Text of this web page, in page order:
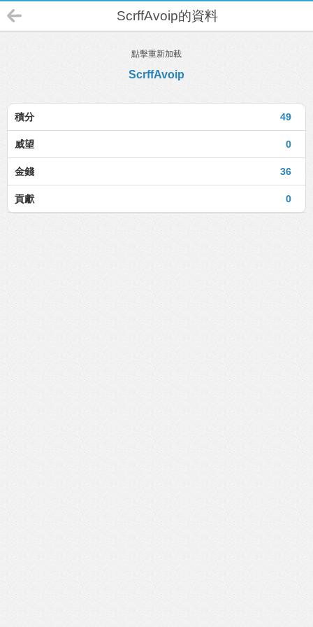
ScrffAvoip的資料
點擊重新加載
ScrffAvoip
49
積分
0
威望
36
金錢
0
貢獻